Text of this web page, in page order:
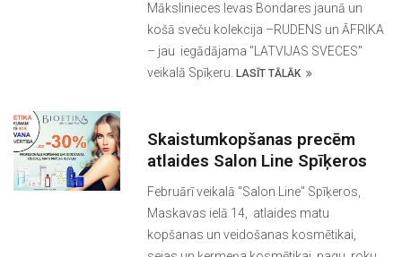
o
n
Mākslinieces Ievas Bondares jaunā un
košā sveču kolekcija –RUDENS un ĀFRIKA
– jau iegādājama "LATVIJAS SVECES"
veikalā Spīķeru.LASĪT TĀLĀK
Skaistumkopšanas precēm
atlaides Salon Line Spīķeros
Februārī veikalā "Salon Line" Spīķeros,
Maskavas ielā 14, atlaides matu
kopšanas un veidošanas kosmētikai,